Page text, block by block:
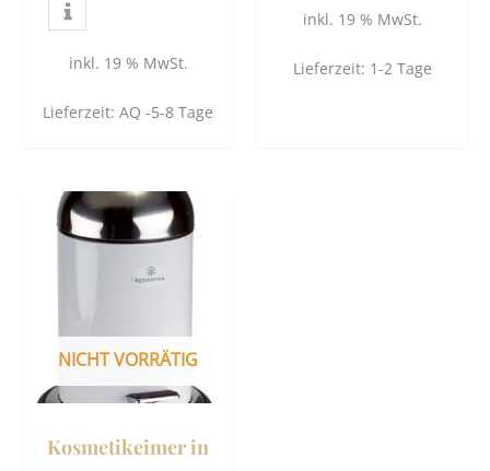
inkl. 19 % MwSt.
Lieferzeit: AQ -5-8 Tage
inkl. 19 % MwSt.
Lieferzeit: 1-2 Tage
NICHT VORRÄTIG
Kosmetikeimer in